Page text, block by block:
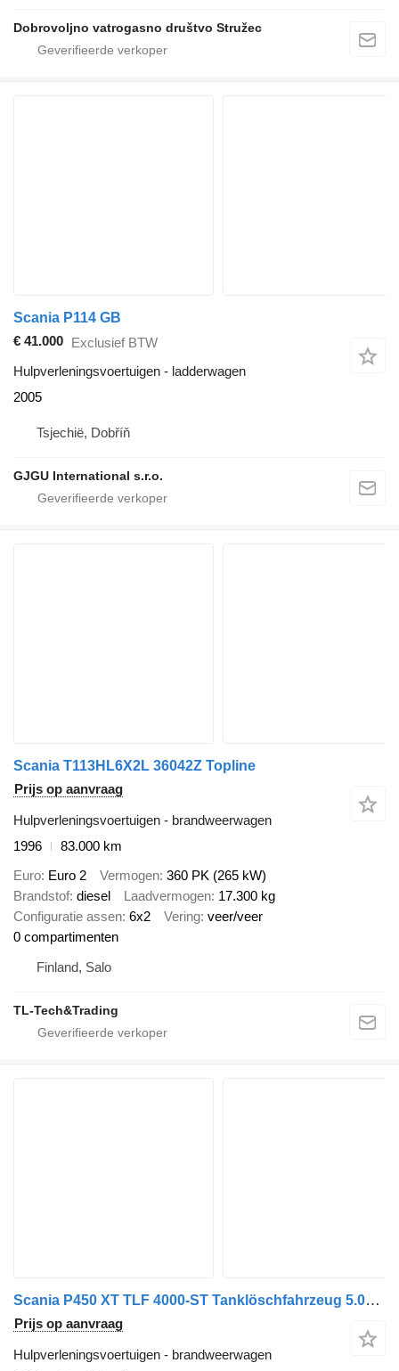
Dobrovoljno vatrogasno društvo Stružec
Scania P114 GB
€ 41.000 Exclusief BTW
Hulpverleningsvoertuigen - ladderwagen
2005
Tsjechië, Dobříň
GJGU International s.r.o.
Scania T113HL6X2L 36042Z Topline
Prijs op aanvraag
Hulpverleningsvoertuigen - brandweerwagen
1996
83.000 km
Euro Euro 2 Vermogen 360 PK (265 kW)
Brandstof diesel Laadvermogen 17.300 kg
Configuratie assen 6x2 Vering veer/veer
0 compartimenten
Finland, Salo
TL-Tech&Trading
Scania P450 XT TLF 4000-ST Tanklöschfahrzeug 5.000 l Wasser 500 l Schau
Prijs op aanvraag
Hulpverleningsvoertuigen - brandweerwagen